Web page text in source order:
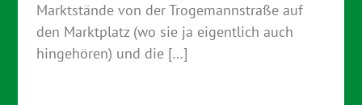
Marktstände von der Trogemannstraße auf
den Marktplatz (wo sie ja eigentlich auch
hingehören) und die […]